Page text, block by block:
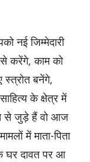
नई जिम्मेदारी
करेंगे, काम को
बनेंगे,
के क्षेत्र में
से जुड़े हैं वो आज
में माता-पिता
घर दावत पर आ